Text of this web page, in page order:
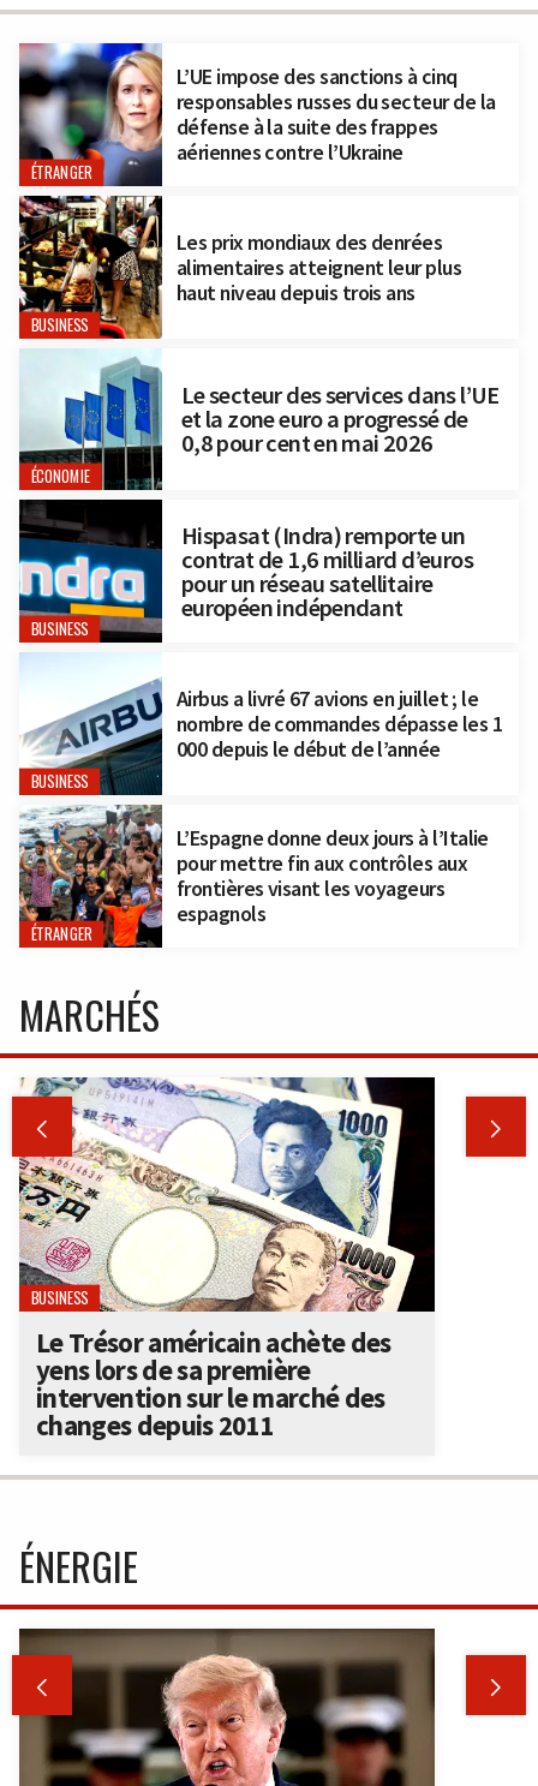
ÉTRANGER
L’UE impose des sanctions à cinq
responsables russes du secteur de la
défense à la suite des frappes
aériennes contre l’Ukraine
BUSINESS
Les prix mondiaux des denrées
alimentaires atteignent leur plus
haut niveau depuis trois ans
ÉCONOMIE
Le secteur des services dans l’UE
et la zone euro a progressé de
0,8 pour cent en mai 2026
BUSINESS
Hispasat (Indra) remporte un
contrat de 1,6 milliard d’euros
pour un réseau satellitaire
européen indépendant
BUSINESS
Airbus a livré 67 avions en juillet ; le
nombre de commandes dépasse les 1
000 depuis le début de l’année
ÉTRANGER
L’Espagne donne deux jours à l’Italie
pour mettre fin aux contrôles aux
frontières visant les voyageurs
espagnols
MARCHÉS
 
BUSINESS
Le Trésor américain achète des
yens lors de sa première
intervention sur le marché des
changes depuis 2011
ÉNERGIE
 